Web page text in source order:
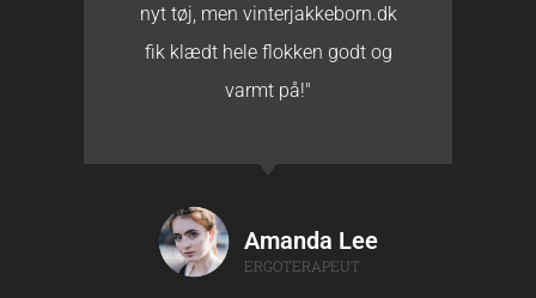
prinsesse på 2 år gennem
vinterjakkeborn.dk"
GRAFISK DESIGNER